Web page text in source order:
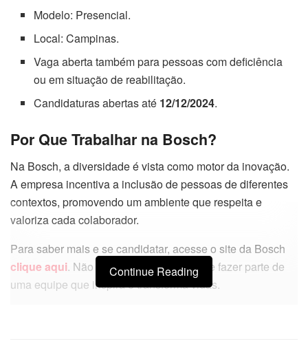
Modelo: Presencial.
Local: Campinas.
Vaga aberta também para pessoas com deficiência
ou em situação de reabilitação.
Candidaturas abertas até 12/12/2024.
Por Que Trabalhar na Bosch?
Na Bosch, a diversidade é vista como motor da inovação.
A empresa incentiva a inclusão de pessoas de diferentes
contextos, promovendo um ambiente que respeita e
valoriza cada colaborador.
Para saber mais e se candidatar, acesse o site da Bosch
clique aqui. Não perca a oportunidade de fazer parte de
uma equipe que inspira e transforma vidas.
Continue Reading